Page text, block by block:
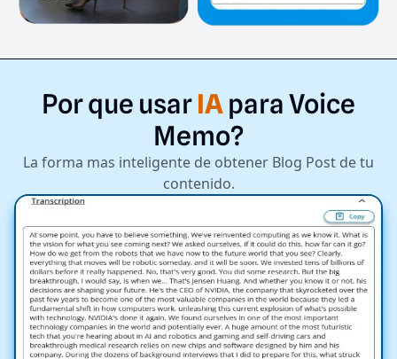
Porque usarIAparaVoice
Memo?
La forma mas inteligente de obtener Blog Post de tu
contenido.